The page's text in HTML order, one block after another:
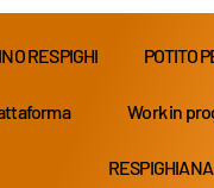
RESPIGHI POTITO
Work in